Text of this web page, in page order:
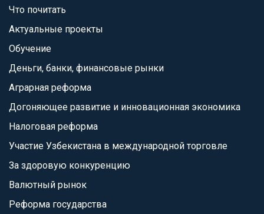
Что почитать
Актуальные проекты
Обучение
Деньги, банки, финансовые рынки
Аграрная реформа
Догоняющее развитие и инновационная экономика
Налоговая реформа
Участие Узбекистана в международной торговле
За здоровую конкуренцию
Валютный рынок
Реформа государства